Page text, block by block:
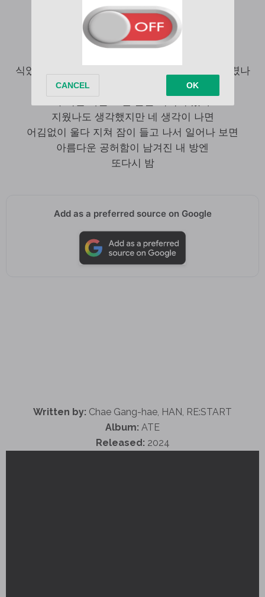
너의 흔적이 내게 보일까
싶지만 이미 떠난 너의 발자국은 다
식었다 너와 내 온도는 뜨겁게 타올라 재가 돼 버렸나
흔적도 없이 검은 재만 남아
지웠나도 생각했지만 네 생각이 나면
어김없이 울다 지쳐 잠이 들고 나서 일어나 보면
아름다운 공허함이 남겨진 내 방엔
또다시 밤
Add as a preferred source on Google
Written by: Chae Gang-hae, HAN, RE:START
Album: ATE
Released: 2024